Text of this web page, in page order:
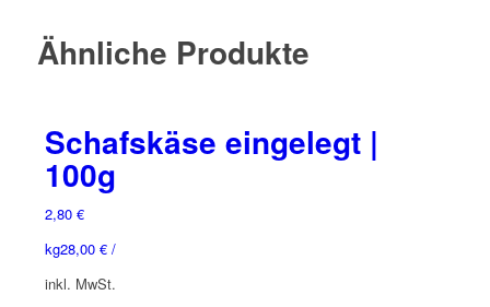
Ähnliche Produkte
Schafskäse eingelegt |
100g
2,80 €
28,00 €/
kg
inkl. MwSt.